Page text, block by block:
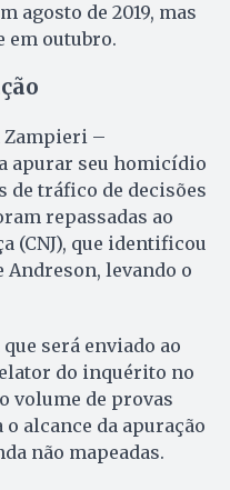
agosto de 2019, mas
em outubro.
Zampieri –
apurar seu homicídio
de tráfico de decisões
repassadas ao
(CNJ), que identificou
Andreson, levando o
será enviado ao
do inquérito no
volume de provas
alcance da apuração
não mapeadas.